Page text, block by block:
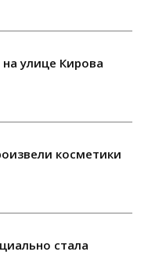
улице Кирова
косметики
стала